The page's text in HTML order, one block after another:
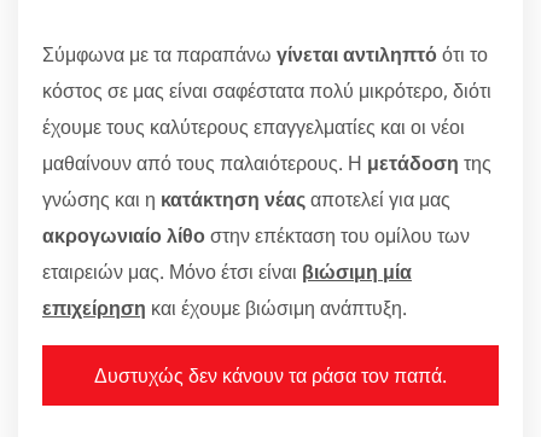
Σύμφωνα με τα παραπάνω γίνεται αντιληπτόότι το
κόστος σε μας είναι σαφέστατα πολύ μικρότερο, διότι
έχουμε τους καλύτερους επαγγελματίες και οι νέοι
μαθαίνουν από τους παλαιότερους. Η μετάδοση της
γνώσης και η κατάκτηση νέαςαποτελεί για μας
ακρογωνιαίο λίθοστην επέκταση του ομίλου των
εταιρειών μας. Μόνο έτσι είναι βιώσιμη μία
επιχείρηση και έχουμε βιώσιμη ανάπτυξη.
Δυστυχώς δεν κάνουν τα ράσα τον παπά.